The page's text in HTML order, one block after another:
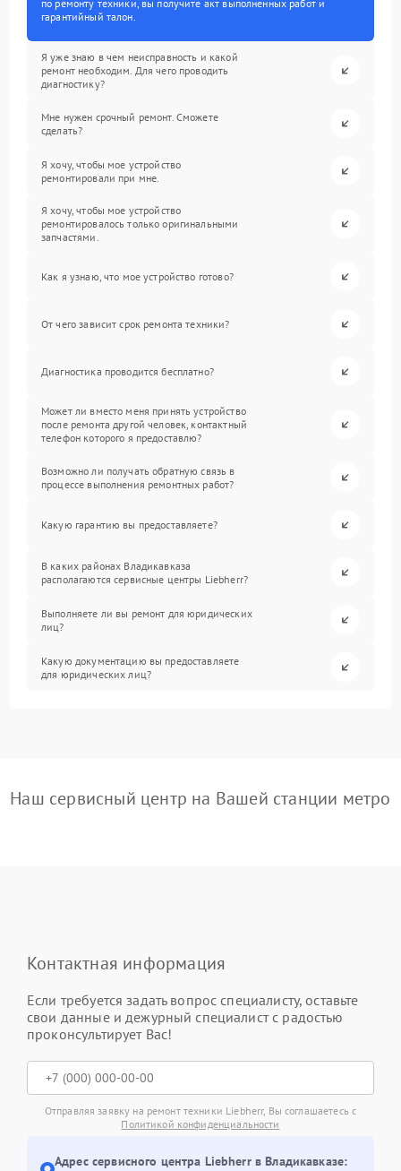
по ремонту техники, вы получите акт выполненных работ и
гарантийный талон.
Я уже знаю в чем неисправность и какой
ремонт необходим. Для чего проводить
диагностику?
Мне нужен срочный ремонт. Сможете
сделать?
Я хочу, чтобы мое устройство
ремонтировали при мне.
Я хочу, чтобы мое устройство
ремонтировалось только оригинальными
запчастями.
Как я узнаю, что мое устройство готово?
От чего зависит срок ремонта техники?
Диагностика проводится бесплатно?
Может ли вместо меня принять устройство
после ремонта другой человек, контактный
телефон которого я предоставлю?
Возможно ли получать обратную связь в
процессе выполнения ремонтных работ?
Какую гарантию вы предоставляете?
В каких районах Владикавказа
располагаются сервисные центры Liebherr?
Выполняете ли вы ремонт для юридических
лиц?
Какую документацию вы предоставляете
для юридических лиц?
Наш сервисный центр на Вашей станции метро
Контактная информация
Если требуется задать вопрос специалисту, оставьте
свои данные и дежурный специалист с радостью
проконсультирует Вас!
Отправляя заявку на ремонт техники Liebherr, Вы соглашаетесь с
Политикой конфиденциальности
Адрес сервисного центра Liebherr в Владикавказе: